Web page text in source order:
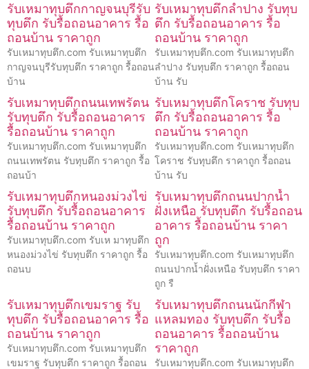
รับเหมาทุบตึกกาญจนบุรีรับ
ทุบตึก รับรื้อถอนอาคาร รื้อ
ถอนบ้าน ราคาถูก
รับเหมาทุบตึก.com รับเหมาทุบตึก
กาญจนบุรีรับทุบตึก ราคาถูก รื้อถอน
บ้าน
รับเหมาทุบตึกลำปาง รับทุบ
ตึก รับรื้อถอนอาคาร รื้อ
ถอนบ้าน ราคาถูก
รับเหมาทุบตึก.com รับเหมาทุบตึก
ลำปาง รับทุบตึก ราคาถูก รื้อถอน
บ้าน รับ
รับเหมาทุบตึกถนนเทพรัตน
รับทุบตึก รับรื้อถอนอาคาร
รื้อถอนบ้าน ราคาถูก
รับเหมาทุบตึก.com รับเหมาทุบตึก
ถนนเทพรัตน รับทุบตึก ราคาถูก รื้อ
ถอนบ้า
รับเหมาทุบตึกโคราช รับทุบ
ตึก รับรื้อถอนอาคาร รื้อ
ถอนบ้าน ราคาถูก
รับเหมาทุบตึก.com รับเหมาทุบตึก
โคราช รับทุบตึก ราคาถูก รื้อถอน
บ้าน รับ
รับเหมาทุบตึกหนองม่วงไข่
รับทุบตึก รับรื้อถอนอาคาร
รื้อถอนบ้าน ราคาถูก
รับเหมาทุบตึก.com รับเห มาทุบตึก
หนองม่วงไข่ รับทุบตึก ราคาถูก รื้อ
ถอนบ
รับเหมาทุบตึกถนนปากน้ำ
ฝั่งเหนือ รับทุบตึก รับรื้อถอน
อาคาร รื้อถอนบ้าน ราคา
ถูก
รับเหมาทุบตึก.com รับเหมาทุบตึก
ถนนปากน้ำฝั่งเหนือ รับทุบตึก ราคา
ถูก รื
รับเหมาทุบตึกเขมราฐ รับ
ทุบตึก รับรื้อถอนอาคาร รื้อ
ถอนบ้าน ราคาถูก
รับเหมาทุบตึก.com รับเหมาทุบตึก
เขมราฐ รับทุบตึก ราคาถูก รื้อถอน
รับเหมาทุบตึกถนนนักกีฬา
แหลมทอง รับทุบตึก รับรื้อ
ถอนอาคาร รื้อถอนบ้าน
ราคาถูก
รับเหมาทุบตึก.com รับเหมาทุบตึก